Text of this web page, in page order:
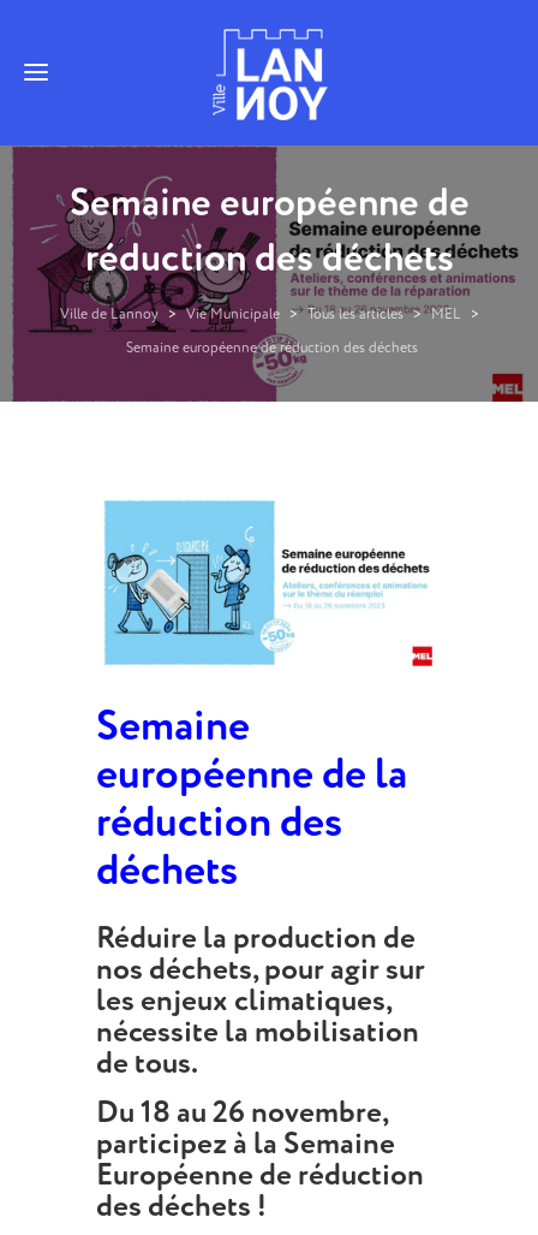
Semaine européenne de
réduction des déchets
Ville de Lannoy > Vie Municipale > Tous les articles > MEL
>
Semaine européenne de réduction des déchets
Semaine
européenne de la
réduction des
déchets
Réduire la production de
nos déchets, pour agir sur
les enjeux climatiques,
nécessite la mobilisation
de tous.
Du 18 au 26 novembre,
participez à la Semaine
Européenne de réduction
des déchets !